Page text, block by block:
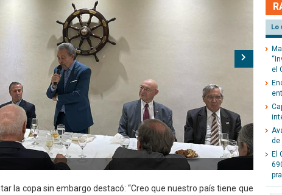
Siguiente
la copa sin embargo destacó: “Creo que nuestro país tiene que
Lo
el
de
El